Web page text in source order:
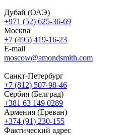
Дубай (ОАЭ)
+971 (52) 625-36-69
Москва
+7 (495) 419-16-23
E-mail
moscow@amondsmith.com
Санкт-Петербург
+7 (812) 507-98-46
Сербия (Белград)
+381 63 149 0289
Армения (Ереван)
+374 (91) 230-155
Фактический адрес